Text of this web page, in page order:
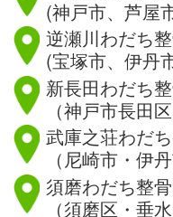
(神戸市、芦屋
逆瀬川わだち
(宝塚市、伊丹
新長田わだち
（神戸市長田
武庫之荘わだ
（尼崎市・伊
須磨わだち整
（須磨区・垂